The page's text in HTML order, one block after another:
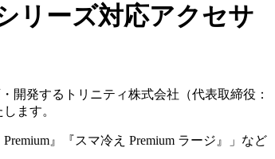
リーズ対応アクセサ
開発するトリニティ株式会社（代表取締役：
ます。
』『スマ冷え Premium ラージ』」など